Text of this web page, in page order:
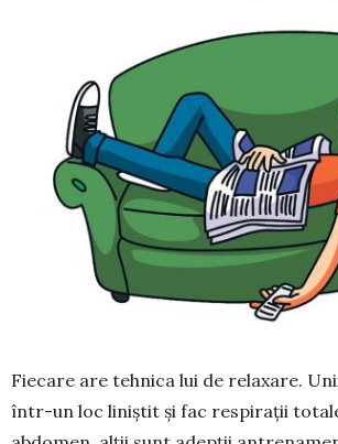
Fiecare are teh­nica lui de rela­xare.
într-un loc liniștit și fac respi­ra­ții